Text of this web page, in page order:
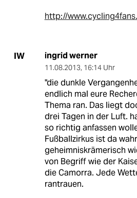
http://
IW ingrid werner
11.08.2013, 16:14 Uhr
"die dunkle
endlich mal eure
Thema ran. Das liegt
drei Tagen in der Luft.
so richtig anfassen
Fußballzirkus ist da
geheimniskrämerisch
von Begriff wie der
die Camorra. Jede
rantrauen.